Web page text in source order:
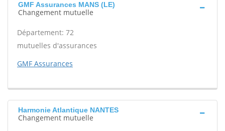
GMF Assurances MANS (LE)
Changement mutuelle
Département: 72
mutuelles d'assurances
GMF Assurances
Harmonie Atlantique NANTES
Changement mutuelle